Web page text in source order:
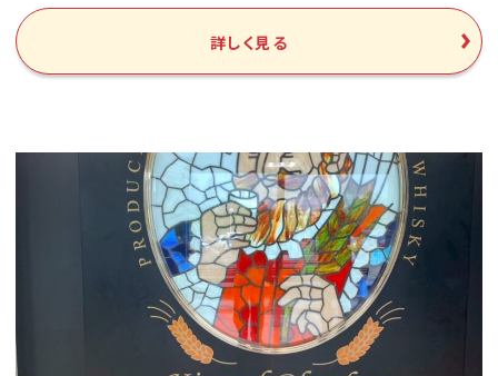
詳しく見る